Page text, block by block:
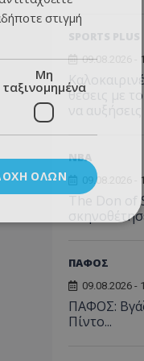
09.08.2026 -
θέσεις με
να
NBA
09.08.2026 -
The Don
ΠΑΦΟΣ
09.08.2026 -
ΠΑΦΟΣ:
Πίντο...
στιγμή
Μη
ταξινομημένα
ΌΛΩΝ